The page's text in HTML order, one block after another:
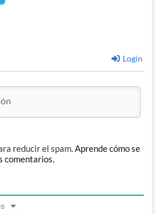
Login
reducir el spam.Aprende cómo se
comentarios.